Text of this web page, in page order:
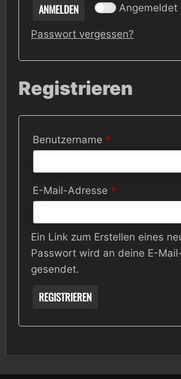
Angemeldet
ANMELDEN
Passwort vergessen?
Registrieren
Benutzername *
E-Mail-Adresse *
Ein Link zum Erstellen eines
Passwort wird an deine E-
gesendet.
REGISTRIEREN